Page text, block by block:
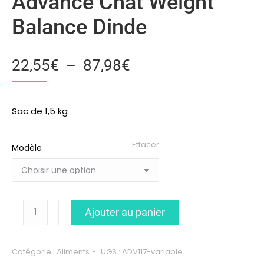
Balance Dinde
22,55€ – 87,98€
Sac de 1,5 kg
Modèle Effacer
Ajouter au panier
Catégorie : Aliments UGS : ADV117-variable